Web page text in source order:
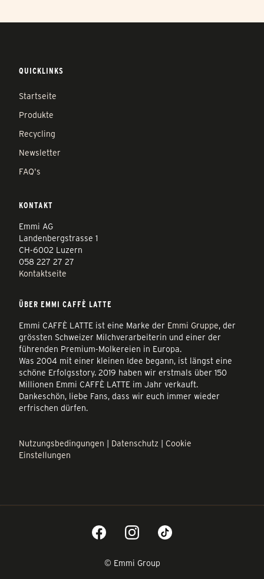
QUICKLINKS
Startseite
Produkte
Recycling
Newsletter
FAQ's
KONTAKT
Emmi AG
Landenbergstrasse 1
CH-6002 Luzern
058 227 27 27
Kontaktseite
ÜBER EMMI CAFFÈ LATTE
Emmi CAFFÈ LATTE ist eine Marke der Emmi Gruppe, der
grössten Schweizer Milchverarbeiterin und einer der
führenden Premium-Molkereien in Europa.
Was 2004 mit einer kleinen Idee begann, ist längst eine
schöne Erfolgsstory. 2019 haben wir erstmals über 150
Millionen Emmi CAFFÈ LATTE im Jahr verkauft.
Dankeschön, liebe Fans, dass wir euch immer wieder
erfrischen dürfen.
Nutzungsbedingungen | Datenschutz | Cookie
Einstellungen
© Emmi Group